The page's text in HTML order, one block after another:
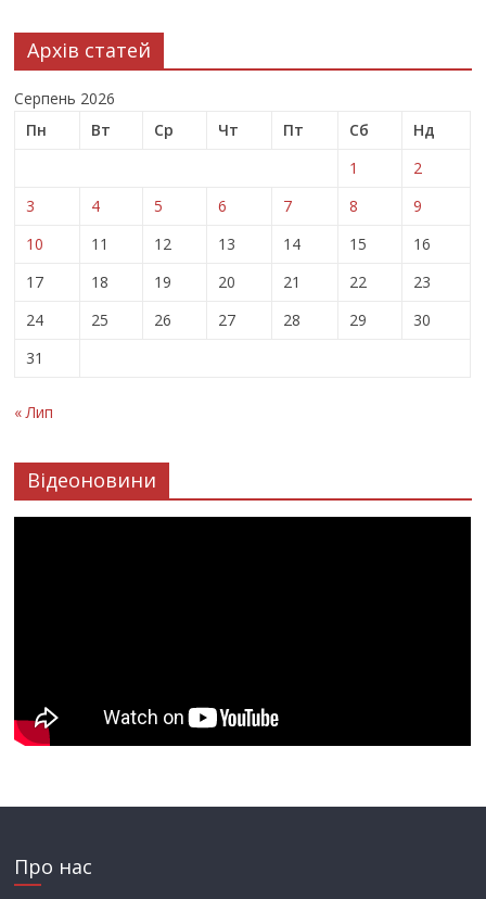
Архів статей
Серпень 2026
Пн
Вт Ср Чт Пт Сб
Нд
1
2
3
4 5 6 7 8
9
10
11 12 13 14 15
16
17
18 19 20 21 22
23
24
25 26 27 28 29
30
31
« Лип
Відеоновини
Про нас